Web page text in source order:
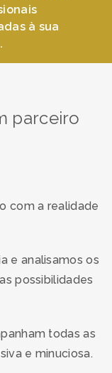
à sua
parceiro
com a realidade
e analisamos os
possibilidades
todas as
e minuciosa.